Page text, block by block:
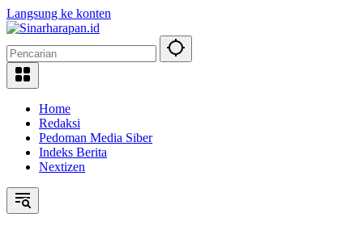
Langsung ke konten
Home
Redaksi
Pedoman Media Siber
Indeks Berita
Nextizen